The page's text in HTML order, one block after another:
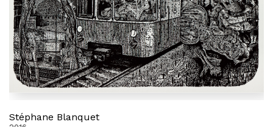
Stéphane Blanquet